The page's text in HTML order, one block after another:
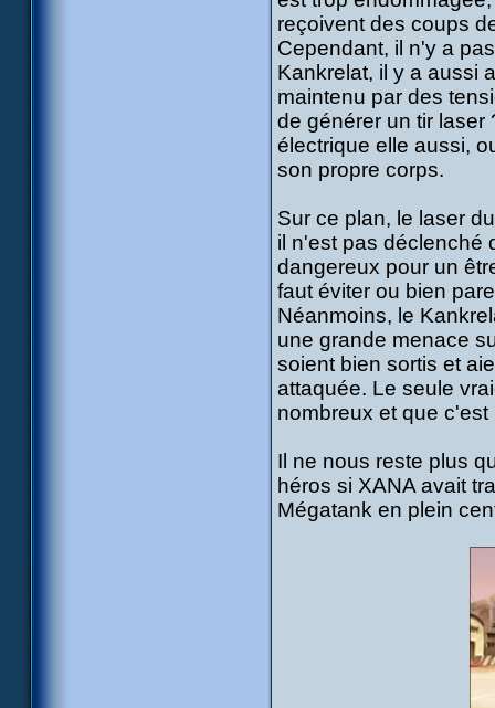
reçoivent des coups
Cependant, il n'y a
Kankrelat, il y a aussi
maintenu par des
de générer un tir laser
électrique elle aussi,
son propre corps.
Sur ce plan, le laser
il n'est pas déclenché
dangereux pour un
faut éviter ou bien
Néanmoins, le
une grande menace
soient bien sortis et
attaquée. Le seule
nombreux et que
Il ne nous reste plus
héros si XANA avait
Mégatank en plein